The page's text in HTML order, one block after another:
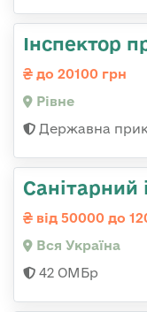
Інспектор
до 20100 грн
Рівне
Державна
Санітарний
від 50000 до
Вся Україна
42 ОМБр